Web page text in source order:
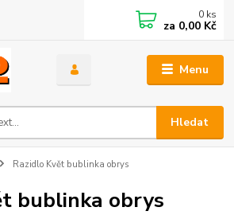
Menu
Hledat
0 ks
za 0,00 Kč
Razidlo Květ bublinka obrys
bublinka obrys